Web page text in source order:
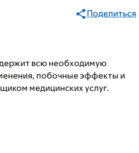
Поделиться
всю необходимую
побочные эффекты и
медицинских услуг.